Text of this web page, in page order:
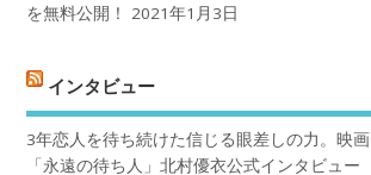
を無料公開！
2021年1月3日
インタビュー
3年恋人を待ち続けた信じる眼差しの力。映画
「永遠の待ち人」北村優衣公式インタビュー